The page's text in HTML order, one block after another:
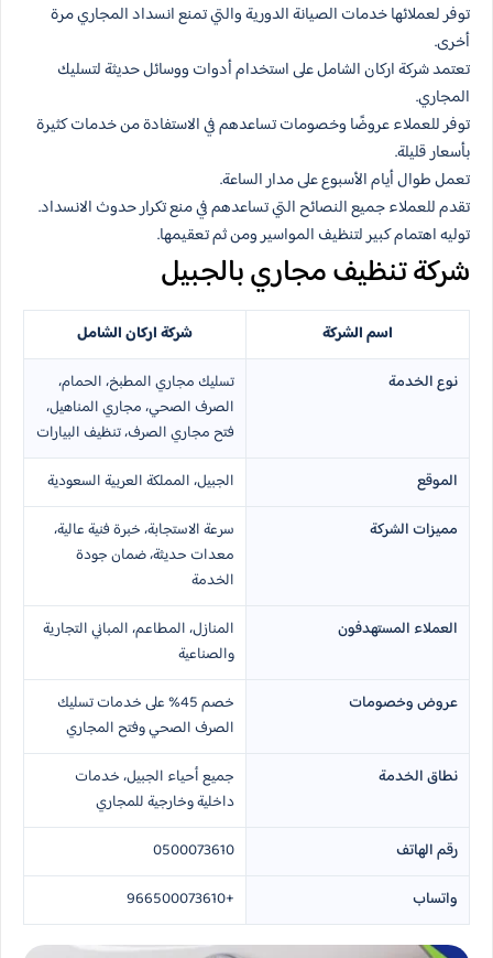
توفر لعملائها خدمات الصيانة الدورية والتي تمنع انسداد المجاري مرة
أخرى.
تعتمد شركة اركان الشامل على استخدام أدوات ووسائل حديثة لتسليك
المجاري.
توفر للعملاء عروضًا وخصومات تساعدهم في الاستفادة من خدمات كثيرة
بأسعار قليلة.
تعمل طوال أيام الأسبوع على مدار الساعة.
تقدم للعملاء جميع النصائح التي تساعدهم في منع تكرار حدوث الانسداد.
توليه اهتمام كبير لتنظيف المواسير ومن ثم تعقيمها.
شركة تنظيف مجاري بالجبيل
اسم الشركة
شركة اركان الشامل
نوع الخدمة
تسليك مجاري المطبخ، الحمام،
الصرف الصحي، مجاري المناهيل،
فتح مجاري الصرف، تنظيف البيارات
الموقع
الجبيل، المملكة العربية السعودية
مميزات الشركة
سرعة الاستجابة، خبرة فنية عالية،
معدات حديثة، ضمان جودة
الخدمة
العملاء المستهدفون
المنازل، المطاعم، المباني التجارية
والصناعية
عروض وخصومات
خصم 45% على خدمات تسليك
الصرف الصحي وفتح المجاري
نطاق الخدمة
جميع أحياء الجبيل، خدمات
داخلية وخارجية للمجاري
رقم الهاتف
0500073610
واتساب
+966500073610